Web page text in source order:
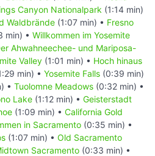
Canyon Nationalpark (1:14 min)
Waldbrände (1:07 min) • Fresno
min) • Willkommen im Yosemite
Ahwahneechee- und Mariposa-
Valley (1:01 min) • Hoch hinaus
min) • Yosemite Falls (0:39 min)
• Tuolomne Meadows (0:32 min) •
Lake (1:12 min) • Geisterstadt
(1:09 min) • California Gold
in Sacramento (0:35 min) •
(1:07 min) • Old Sacramento
Sacramento (0:33 min) •